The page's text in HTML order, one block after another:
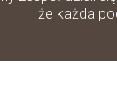
że każda